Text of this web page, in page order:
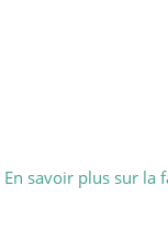
En savoir plus sur la